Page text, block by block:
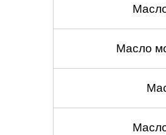
Масло